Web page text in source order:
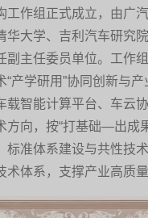
工作组正式成立，由广
华大学、吉利汽车研究
副主任委员单位。工作
“产学研用”协同创新与
载智能计算平台、车云
方向，按“打基础—出成
标准体系建设与共性技术
术体系，支撑产业高质量